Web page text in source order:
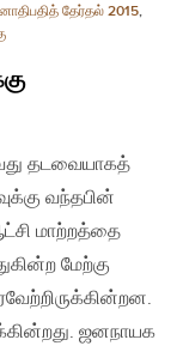
தேர்தல் 2015,
தடவையாகத்
வந்தபின்
மாற்றத்தை
மேற்கு
ஜனநாயக